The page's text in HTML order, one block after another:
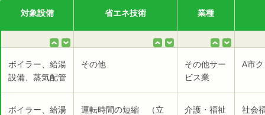
対象設備 省エネ技術 業種
ボイラー、給湯
設備、蒸気配管
その他
その他サー
ビス業
A市
ボイラー、給湯
運転時間の短縮 （立
介護・福祉
社会